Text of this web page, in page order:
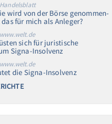
wird von der Börse genommen-
für mich als Anleger?
sich für juristische
Signa-Insolvenz
die Signa-Insolvenz